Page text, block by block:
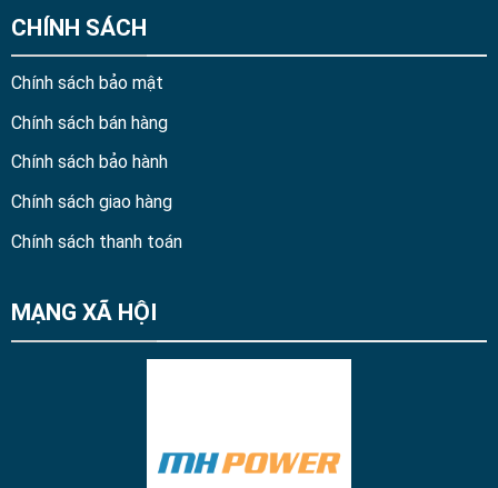
CHÍNH SÁCH
Chính sách bảo mật
Chính sách bán hàng
Chính sách bảo hành
Chính sách giao hàng
Chính sách thanh toán
MẠNG XÃ HỘI